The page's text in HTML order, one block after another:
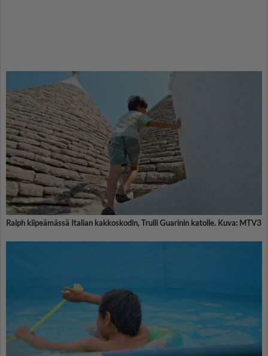
Ralph kiipeämässä Italian kakkoskodin, Trulli Guarinin katolle. Kuva: MTV3